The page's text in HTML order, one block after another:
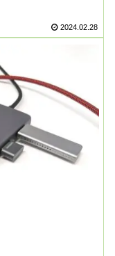
2024.02.28